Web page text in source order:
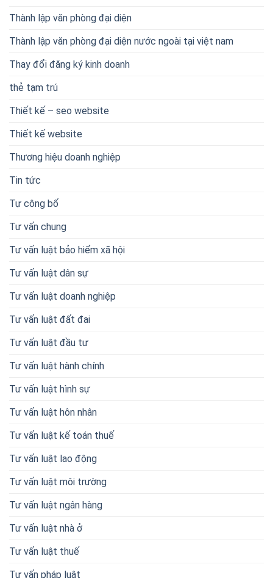
Thành lập văn phòng đại diện
Thành lập văn phòng đại diện nước ngoài tại việt nam
Thay đổi đăng ký kinh doanh
thẻ tạm trú
Thiết kế – seo website
Thiết kế website
Thương hiệu doanh nghiệp
Tin tức
Tự công bố
Tư vấn chung
Tư vấn luật bảo hiểm xã hội
Tư vấn luật dân sự
Tư vấn luật doanh nghiệp
Tư vấn luật đất đai
Tư vấn luật đầu tư
Tư vấn luật hành chính
Tư vấn luật hình sự
Tư vấn luật hôn nhân
Tư vấn luật kế toán thuế
Tư vấn luật lao động
Tư vấn luật môi trường
Tư vấn luật ngân hàng
Tư vấn luật nhà ở
Tư vấn luật thuế
Tư vấn pháp luật